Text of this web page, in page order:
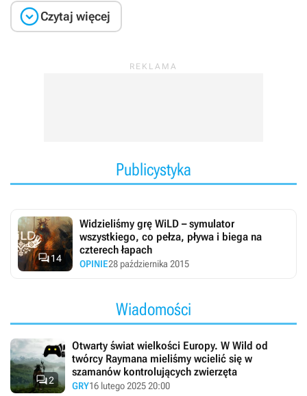
Czytaj więcej
Publicystyka
14
Widzieliśmy grę WiLD – symulator
wszystkiego, co pełza, pływa i biega na
czterech łapach
OPINIE28 października 2015
Wiadomości
2
Otwarty świat wielkości Europy. W Wild od
twórcy Raymana mieliśmy wcielić się w
szamanów kontrolujących zwierzęta
GRY16 lutego 2025 20:00